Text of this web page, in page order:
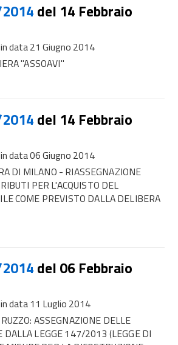
del 14 Febbraio
data 21 Giugno 2014
"ASSOAVI"
del 14 Febbraio
data 06 Giugno 2014
DI MILANO - RIASSEGNAZIONE
PER L'ACQUISTO DEL
COME PREVISTO DALLA DELIBERA
del 06 Febbraio
in data 11 Luglio 2014
ASSEGNAZIONE DELLE
DALLA LEGGE 147/2013 (LEGGE DI